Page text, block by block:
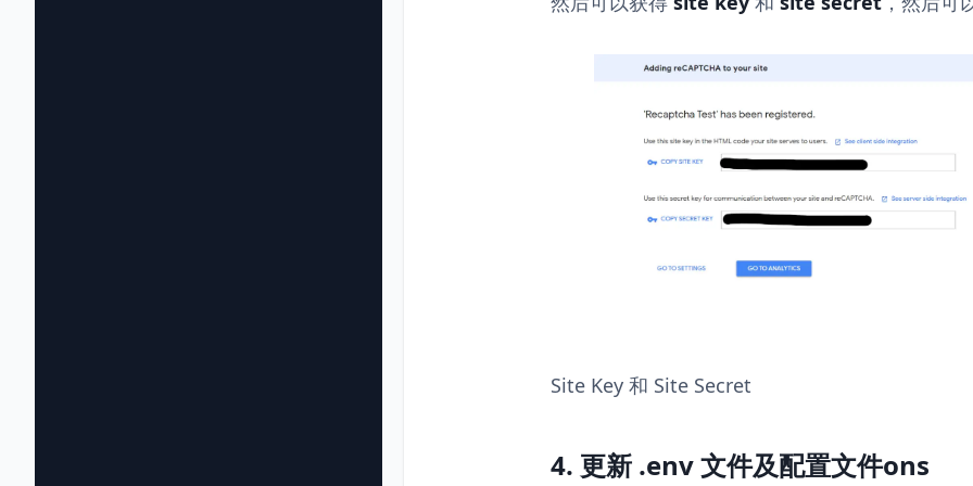
Site Key 和 Site Secret
4. 更新 .env 文件及配置文件ons